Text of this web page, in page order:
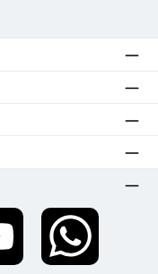
WhatsApp